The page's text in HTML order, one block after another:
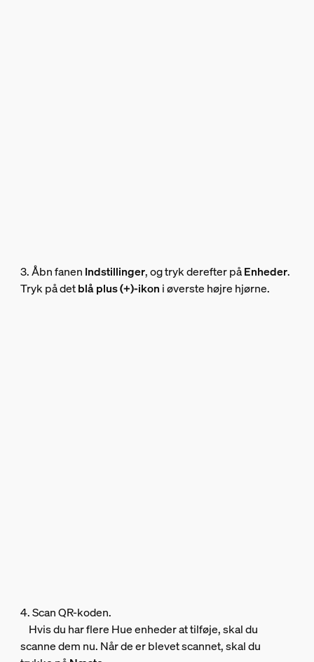
3. Åbn fanen Indstillinger, og tryk derefter påEnheder.
Tryk på detblå plus (+)-ikon i øverste højre hjørne.
4. Scan QR-koden.
Hvis du har flere Hue enheder at tilføje, skal du
scanne dem nu. Når de er blevet scannet, skal du